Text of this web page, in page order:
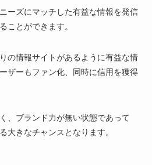
ーズにマッチした有益な情報を発信
ことができます。
の情報サイトがあるように有益な情
ザーもファン化、同時に信用を獲得
、ブランド力が無い状態であって
大きなチャンスとなります。